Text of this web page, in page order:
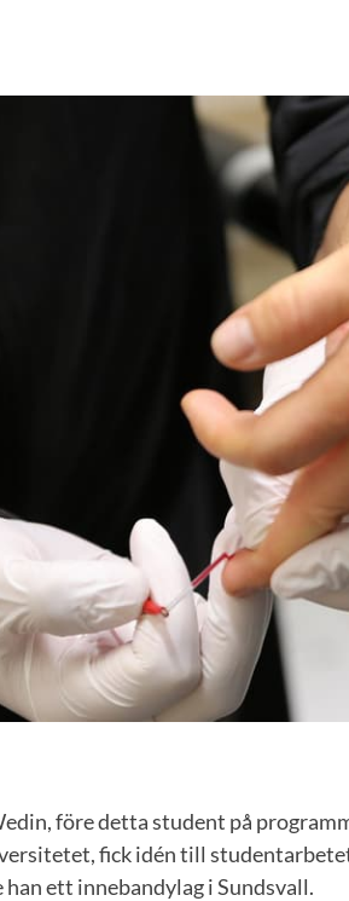
före detta student på
fick idén till
han ett innebandylag i Sundsvall.